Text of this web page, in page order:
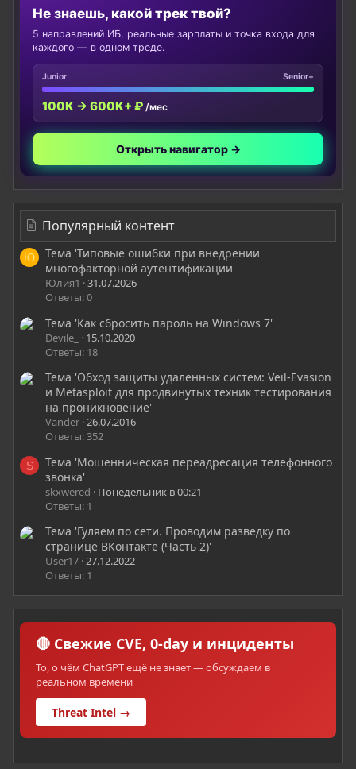
Не знаешь, какой трек твой?
5 направлений ИБ, реальные зарплаты и точка входа для
каждого — в одном треде.
Junior Senior+
100K → 600K+ ₽ /мес
Открыть навигатор →
Популярный контент
Ю
Тема 'Типовые ошибки при внедрении
многофакторной аутентификации'
Юлия1
31.07.2026
Ответы: 0
Тема 'Как сбросить пароль на Windows 7'
Devile_
15.10.2020
Ответы: 18
Тема 'Обход защиты удаленных систем: Veil-Evasion
и Metasploit для продвинутых техник тестирования
на проникновение'
Vander 26.07.2016
Ответы: 352
S
Тема 'Мошенническая переадресация телефонного
звонка'
skxwered
Понедельник в 00:21
Ответы: 1
Тема 'Гуляем по сети. Проводим разведку по
странице ВКонтакте (Часть 2)'
User17 27.12.2022
Ответы: 1
🔴 Свежие CVE, 0-day и инциденты
То, о чём ChatGPT ещё не знает — обсуждаем в
реальном времени
Threat Intel →